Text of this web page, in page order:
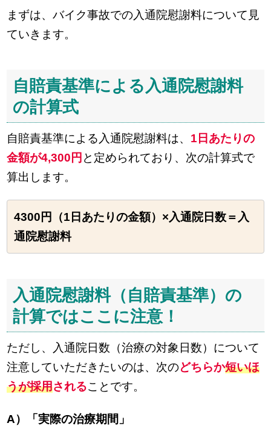
まずは、バイク事故での入通院慰謝料について見
ていきます。
自賠責基準による入通院慰謝料
の計算式
自賠責基準による入通院慰謝料は、 1日あたりの
金額が4,300円 と定められており、次の計算式で
算出します。
4300円（1日あたりの金額）×入通院日数＝入
通院慰謝料
入通院慰謝料（自賠責基準）の
計算ではここに注意！
ただし、入通院日数（治療の対象日数）について
注意していただきたいのは、次のどちらか短いほ
うが採用されることです。
A）「実際の治療期間」